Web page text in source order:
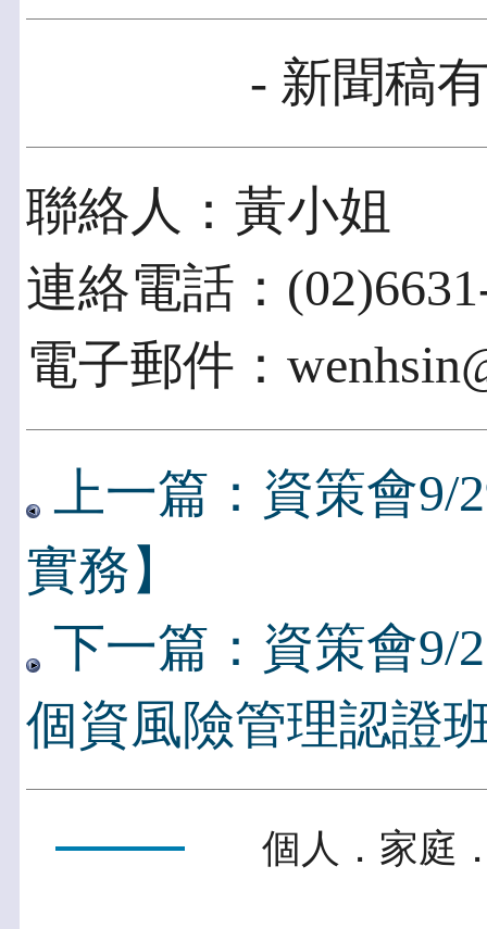
- 新聞稿
聯絡人：黃小姐
連絡電話：
電子郵件：
上一篇：資策會
實務】
下一篇：資策會9/
個資風險管理認證
個人．家庭